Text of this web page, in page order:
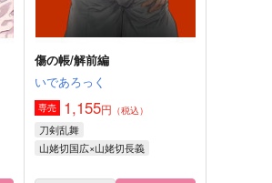
サンプル 作品詳細
傷の帳/解前編
いであろっく
専売 1,155円 （税込）
刀剣乱舞
山姥切国広×山姥切長義